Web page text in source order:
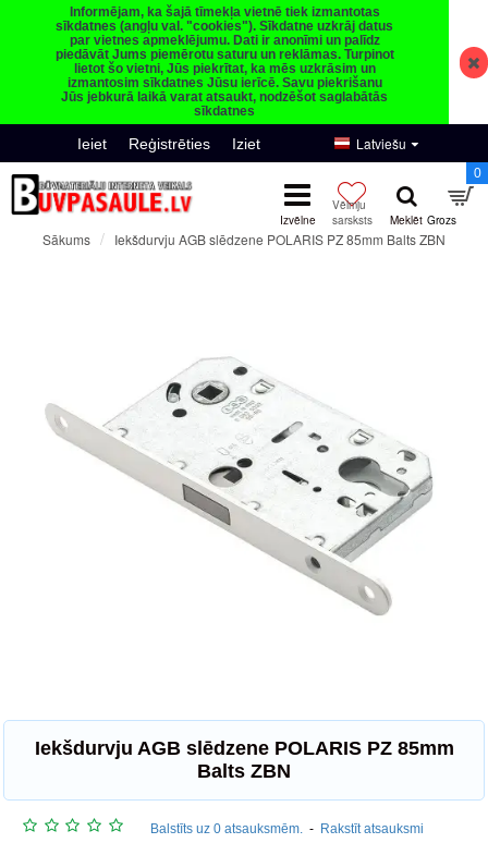
Informējam, ka šajā tīmekļa vietnē tiek izmantotas
sīkdatnes (angļu val. "cookies"). Sīkdatne uzkrāj datus
par vietnes apmeklējumu. Dati ir anonīmi un palīdz
piedāvāt Jums piemērotu saturu un reklāmas. Turpinot
lietot šo vietni, Jūs piekrītat, ka mēs uzkrāsim un
izmantosim sīkdatnes Jūsu ierīcē. Savu piekrišanu
Jūs jebkurā laikā varat atsaukt, nodzēšot saglabātās
sīkdatnes
Ieiet Reģistrēties Iziet Latviešu
0
Sākums Iekšdurvju AGB slēdzene POLARIS PZ 85mm Balts ZBN
Iekšdurvju AGB slēdzene POLARIS PZ 85mm
Balts ZBN
Balstīts uz 0 atsauksmēm. - Rakstīt atsauksmi